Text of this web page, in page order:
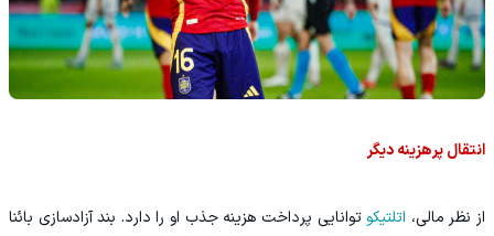
انتقال پرهزینه دیگر
از نظر مالی، اتلتیکو توانایی پرداخت هزینه جذب او را دارد. بند آزادسازی بائنا